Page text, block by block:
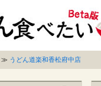
≫ うどん道楽和香松府中店